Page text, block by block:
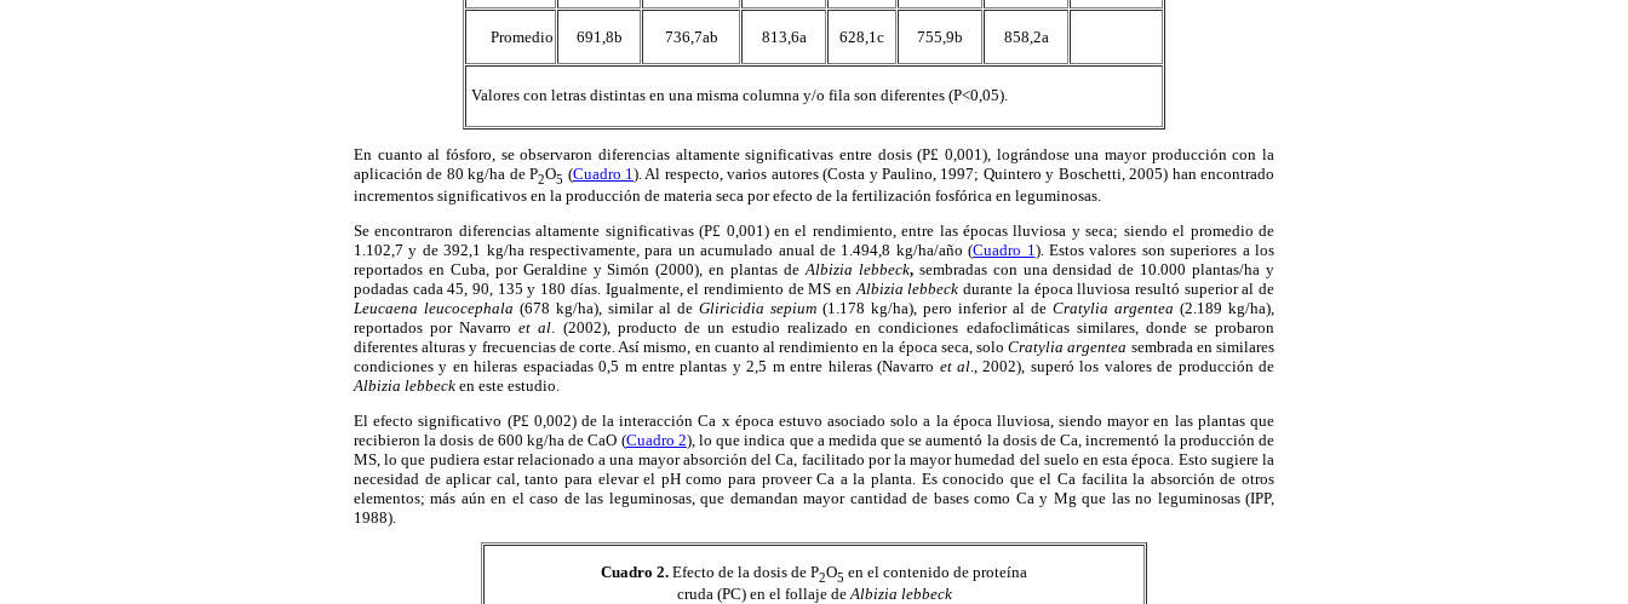
Promedio 691,8b 736,7ab 813,6a 628,1c 755,9b 858,2a
 Valores con letras distintas en una misma columna y/o fila son diferentes (P<0,05).
En cuanto al fósforo, se observaron diferencias altamente significativas entre dosis (P£ 0,001), lográndose una mayor producción con la
aplicación de 80 kg/ha de P2O5 (Cuadro 1). Al respecto, varios autores (Costa y Paulino, 1997; Quintero y Boschetti, 2005) han encontrado
incrementos significativos en la producción de materia seca por efecto de la fertilización fosfórica en leguminosas.
Se encontraron diferencias altamente significativas (P£ 0,001) en el rendimiento, entre las épocas lluviosa y seca; siendo el promedio de
1.102,7 y de 392,1 kg/ha respectivamente, para un acumulado anual de 1.494,8 kg/ha/año (Cuadro 1). Estos valores son superiores a los
reportados en Cuba, por Geraldine y Simón (2000), en plantas deAlbizia lebbeck,sembradas con una densidad de 10.000 plantas/ha y
podadas cada 45, 90, 135 y 180 días. Igualmente, el rendimiento de MS enAlbizia lebbeck durante la época lluviosa resultó superior al de
Leucaena leucocephala (678 kg/ha), similar al de Gliricidia sepium (1.178 kg/ha), pero inferior al de Cratylia argentea (2.189 kg/ha),
reportados por Navarroet al. (2002), producto de un estudio realizado en condiciones edafoclimáticas similares, donde se probaron
diferentes alturas y frecuencias de corte. Así mismo, en cuanto al rendimiento en la época seca, soloCratylia argentea sembrada en similares
condiciones y en hileras espaciadas 0,5 m entre plantas y 2,5 m entre hileras (Navarro et al., 2002), superó los valores de producción de
Albizia lebbeck en este estudio.
El efecto significativo (P£ 0,002) de la interacción Ca x época estuvo asociado solo a la época lluviosa, siendo mayor en las plantas que
recibieron la dosis de 600 kg/ha de CaO (Cuadro 2), lo que indica que a medida que se aumentó la dosis de Ca, incrementó la producción de
MS, lo que pudiera estar relacionado a una mayor absorción del Ca, facilitado por la mayor humedad del suelo en esta época. Esto sugiere la
necesidad de aplicar cal, tanto para elevar el pH como para proveer Ca a la planta. Es conocido que el Ca facilita la absorción de otros
elementos; más aún en el caso de las leguminosas, que demandan mayor cantidad de bases como Ca y Mg que las no leguminosas (IPP,
1988).
Cuadro 2. Efecto de la dosis de P2O5 en el contenido de proteína
cruda (PC) en el follaje de Albizia lebbeck